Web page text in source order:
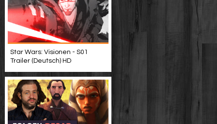
Star Wars: Visionen - S01
Trailer (Deutsch) HD